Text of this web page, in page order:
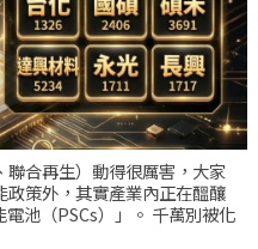
合再生）動得很厲害，大家
策外，其實產業內正在醞釀
池（PSCs）」。 千萬別被化